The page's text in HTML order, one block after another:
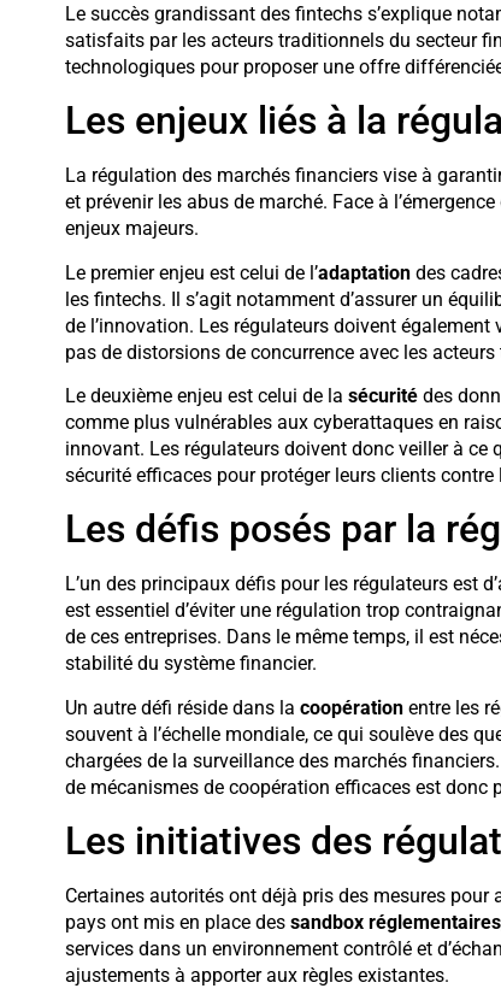
Le succès grandissant des fintechs s’explique
satisfaits par les acteurs traditionnels du secteur
technologiques pour proposer une offre
Les enjeux liés à la
La régulation des marchés financiers vise à
et prévenir les abus de marché. Face à
enjeux majeurs.
Le premier enjeu est celui de l’adaptationdes
les fintechs. Il s’agit notamment d’assurer un
de l’innovation. Les régulateurs doivent
pas de distorsions de concurrence avec les
Le deuxième enjeu est celui de la sécuritédes
comme plus vulnérables aux cyberattaques en
innovant. Les régulateurs doivent donc veiller à
sécurité efficaces pour protéger leurs clients
Les défis posés par la
L’un des principaux défis pour les régulateurs est
est essentiel d’éviter une régulation trop
de ces entreprises. Dans le même temps, il est
stabilité du système financier.
Un autre défi réside dans la coopérationentre les
souvent à l’échelle mondiale, ce qui soulève des
chargées de la surveillance des marchés
de mécanismes de coopération efficaces est donc
Les initiatives des
Certaines autorités ont déjà pris des mesures
pays ont mis en place des sandbox réglementaires
services dans un environnement contrôlé et
ajustements à apporter aux règles existantes.